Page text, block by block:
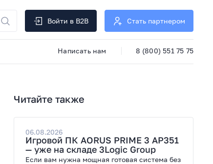
Войти в B2B Стать партнером
Написать нам 8 (800) 551 75 75
Читайте также
06.08.2026
Игровой ПК AORUS PRIME 3 AP351
— уже на складе 3Logic Group
Если вам нужна мощная готовая система без